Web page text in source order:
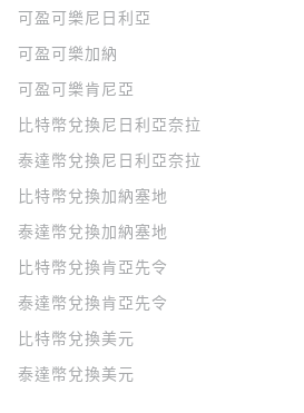
可盈可樂 尼日利亞
可盈可樂加納
可盈可樂肯尼亞
比特幣兌換尼日利亞奈拉
泰達幣兌換尼日利亞奈拉
比特幣兌換加納塞地
泰達幣兌換加納塞地
比特幣兌換肯亞先令
泰達幣兌換肯亞先令
比特幣兌換美元
泰達幣兌換美元